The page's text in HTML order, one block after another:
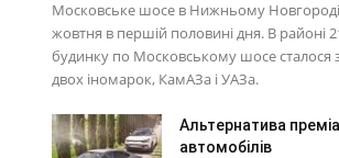
Московське шосе в Нижньому
жовтня в першій половині дня. В районі
будинку по Московському шосе сталося
двох іномарок, КамАЗа і УАЗа.
Альтернатива
автомобілів